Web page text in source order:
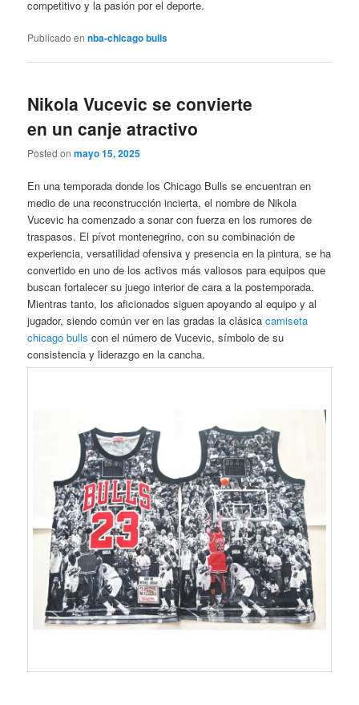
competitivo y la pasión por el deporte.
Publicado en nba-chicago bulls
Nikola Vucevic se convierte
en un canje atractivo
Posted onmayo 15, 2025
En una temporada donde los Chicago Bulls se encuentran en
medio de una reconstrucción incierta, el nombre de Nikola
Vucevic ha comenzado a sonar con fuerza en los rumores de
traspasos. El pívot montenegrino, con su combinación de
experiencia, versatilidad ofensiva y presencia en la pintura, se ha
convertido en uno de los activos más valiosos para equipos que
buscan fortalecer su juego interior de cara a la postemporada.
Mientras tanto, los aficionados siguen apoyando al equipo y al
jugador, siendo común ver en las gradas la clásicacamiseta
chicago bulls con el número de Vucevic, símbolo de su
consistencia y liderazgo en la cancha.